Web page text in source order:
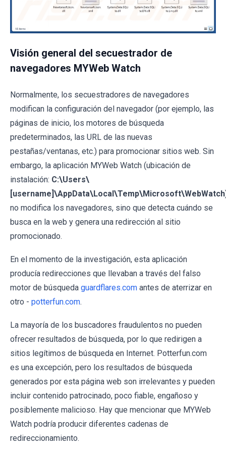
Visión general del secuestrador de
navegadores MYWeb Watch
Normalmente, los secuestradores de navegadores
modifican la configuración del navegador (por ejemplo, las
páginas de inicio, los motores de búsqueda
predeterminados, las URL de las nuevas
pestañas/ventanas, etc.) para promocionar sitios web. Sin
embargo, la aplicación MYWeb Watch (ubicación de
instalación: C:\Users\
[username]\AppData\Local\Temp\Microsoft\WebWatch
no modifica los navegadores, sino que detecta cuándo se
busca en la web y genera una redirección al sitio
promocionado.
En el momento de la investigación, esta aplicación
producía redirecciones que llevaban a través del falso
motor de búsqueda guardflares.com antes de aterrizar en
otro - potterfun.com.
La mayoría de los buscadores fraudulentos no pueden
ofrecer resultados de búsqueda, por lo que redirigen a
sitios legítimos de búsqueda en Internet. Potterfun.com
es una excepción, pero los resultados de búsqueda
generados por esta página web son irrelevantes y pueden
incluir contenido patrocinado, poco fiable, engañoso y
posiblemente malicioso. Hay que mencionar que MYWeb
Watch podría producir diferentes cadenas de
redireccionamiento.